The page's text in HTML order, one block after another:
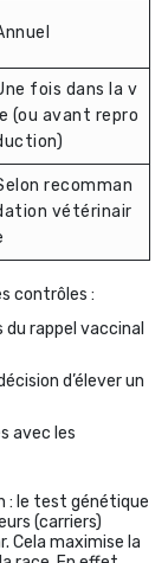
fois dans la v
(ou avant repro
recomman
vétérinair
contrôles :
du rappel vaccinal
d’élever un
avec les
: le test génétique
(carriers)
Cela maximise la